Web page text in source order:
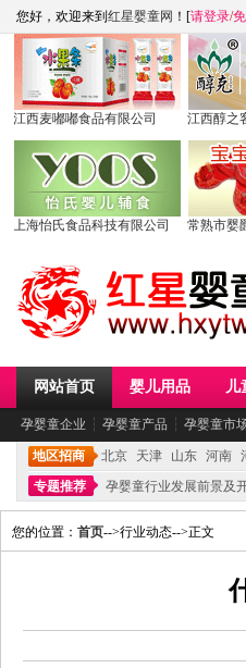
您好，欢迎来到 红星婴童网 ！[请登录/
江西麦嘟嘟食品有限公司 江西醇之
上海怡氏食品科技有限公司 常熟市婴
网站首页 婴儿用品 儿
孕婴童企业 ┆ 孕婴童产品 ┆ 孕婴童市
地区招商 北京 天津 山东 河南
专题推荐
孕婴童行业发展前景及
您的位置： 首页-->行业动态-->正文